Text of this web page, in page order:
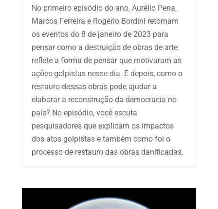
No primeiro episódio do ano, Aurélio Pena,
Marcos Ferreira e Rogério Bordini retomam
os eventos do 8 de janeiro de 2023 para
pensar como a destruição de obras de arte
reflete a forma de pensar que motivaram as
ações golpistas nesse dia. E depois, como o
restauro dessas obras pode ajudar a
elaborar a reconstrução da democracia no
país? No episódio, você escuta
pesquisadores que explicam os impactos
dos atos golpistas e também como foi o
processo de restauro das obras danificadas.